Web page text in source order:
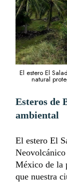
El estero El
natural
Esteros de
ambiental
El estero El
México de la
que nuestra